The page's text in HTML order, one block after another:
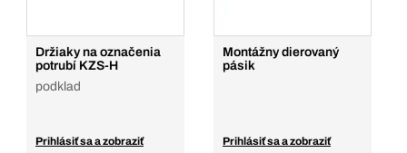
Držiaky na označenia
potrubí KZS-H
podklad
Prihlásiť sa a zobraziť
Montážny dierovaný
pásik
Prihlásiť sa a zobraziť